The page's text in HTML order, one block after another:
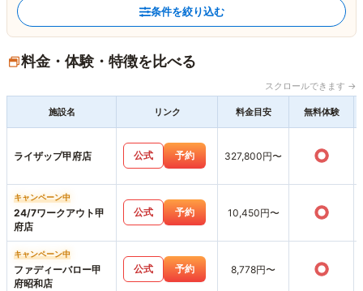
条件を絞り込む
料金・体験・特徴を比べる
スクロールできます →
施設名 リンク 料金目安 無料体験
ライザップ甲府店 公式 予約 327,800円〜 ○
キャンペーン中
24/7ワークアウト甲
府店
公式 予約 10,450円〜 ○
キャンペーン中
ファディーバロー甲
府昭和店
公式 予約 8,778円〜 ○